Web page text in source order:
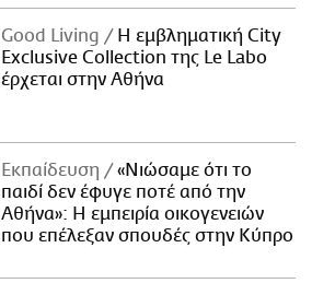
Good Living
Η εμβληματική City
Exclusive Collection της Le Labo
έρχεται στην Αθήνα
Εκπαίδευση
«Νιώσαμε ότι το
παιδί δεν έφυγε ποτέ από την
Αθήνα»: Η εμπειρία οικογενειών
που επέλεξαν σπουδές στην Κύπρο